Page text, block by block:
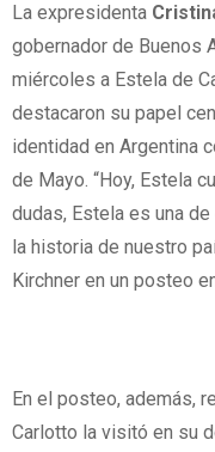
La expresidenta
gobernador de Buenos
miércoles a Estela de
destacaron su papel
identidad en Argentina
de Mayo. “Hoy, Estela
dudas, Estela es una
la historia de nuestro
Kirchner en un posteo
En el posteo, además,
Carlotto la visitó en su